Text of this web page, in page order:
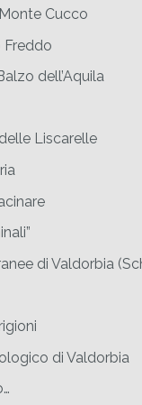
Cucco
Freddo
dell’Aquila
Liscarelle
di Valdorbia
di Valdorbia